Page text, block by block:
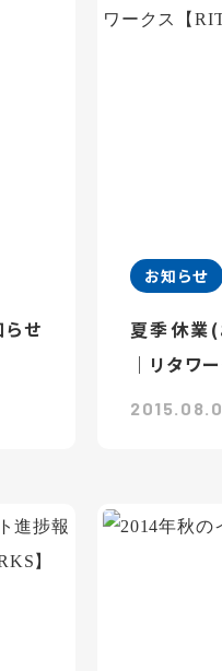
せ
お知らせ
夏季休業
｜リタワ